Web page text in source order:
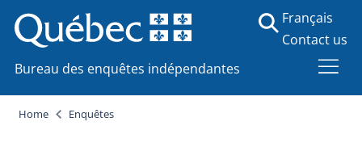
Bureau des enquêtes indépendantes
Français
Contact us
Home Enquêtes